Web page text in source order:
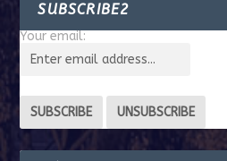
SUBSCRIBE2
Your email: